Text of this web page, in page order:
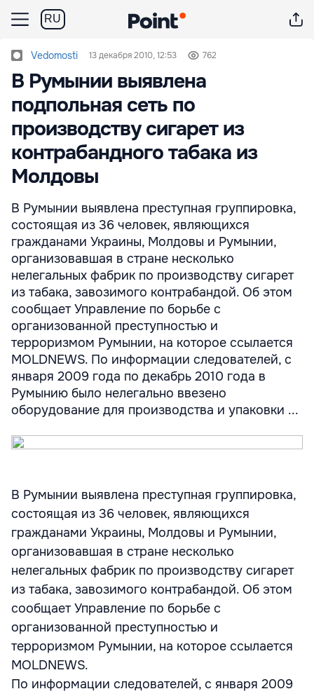
RU
Vedomosti 13 декабря 2010, 12:53 762
В Румынии выявлена
подпольная сеть по
производству сигарет из
контрабандного табака из
Молдовы
В Румынии выявлена преступная группировка,
состоящая из 36 человек, являющихся
гражданами Украины, Молдовы и Румынии,
организовавшая в стране несколько
нелегальных фабрик по производству сигарет
из табака, завозимого контрабандой. Об этом
сообщает Управление по борьбе с
организованной преступностью и
терроризмом Румынии, на которое ссылается
MOLDNEWS. По информации следователей, с
января 2009 года по декабрь 2010 года в
Румынию было нелегально ввезено
оборудование для производства и упаковки ...
В Румынии выявлена преступная группировка,
состоящая из 36 человек, являющихся
гражданами Украины, Молдовы и Румынии,
организовавшая в стране несколько
нелегальных фабрик по производству сигарет
из табака, завозимого контрабандой. Об этом
сообщает Управление по борьбе с
организованной преступностью и
терроризмом Румынии, на которое ссылается
MOLDNEWS.
По информации следователей, с января 2009